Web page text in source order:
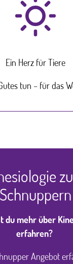
Ein Herz für Tiere
tun – für das
Schnuppern
du mehr über
erfahren?
Angebot